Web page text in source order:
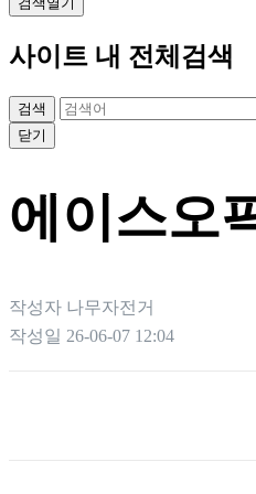
사이트 내 전체검색
검색
닫기
에이스오
작성자 나무자전거
작성일 26-06-07 12:04